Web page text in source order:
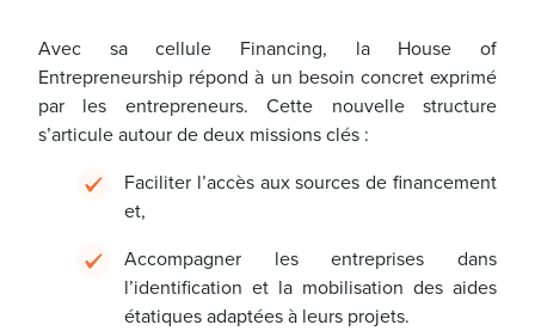
Avec sa cellule Financing, la House of
Entrepreneurship répond à un besoin concret exprimé
par les entrepreneurs. Cette nouvelle structure
s’articule autour de deux missions clés :
Faciliter l’accès aux sources de financement
et,
Accompagner les entreprises dans
l’identification et la mobilisation des aides
étatiques adaptées à leurs projets.